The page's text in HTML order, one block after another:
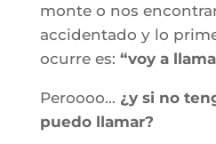
monte o nos
accidentado y lo
ocurre es: “voy a
Peroooo… ¿y si no
puedo llamar?